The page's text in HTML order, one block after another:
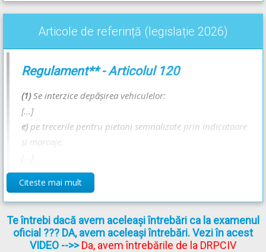
Recomandări:
Locurile în care este interzisă depășirea - Lecție Audio-Video --
Codul Rutier - Depășirea
Trecerea pentru pietoni și obligațiile pietonilor - Lecție Audio-
Video -->
pietonilor
Articole de referință (legislație 2026)
Regulament** - Articolul 120
(1)Se interzice depăşirea vehiculelor:
[...]
e) pe trecerile pentru pietoni semnalizate prin indicatoare
şi marcaje;
Regulament** - Articolul 118
(1)Conducătorul de vehicul care efectuează depăşirea
este obligat:
Citeste mai mult
Te întrebi dacă avem aceleași întrebări ca la examenul
oficial ??? DA, avem aceleași întrebări. Vezi în acest
VIDEO -->>Da, avem întrebările de la DRPCIV